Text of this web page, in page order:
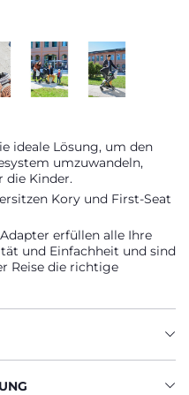
ideale Lösung, um den
umzuwandeln,
die Kinder.
Kory und First-Seat
erfüllen alle Ihre
und Einfachheit und sind
Reise die richtige